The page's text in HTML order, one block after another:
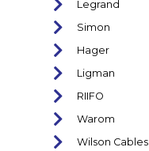
Legrand
Simon
Hager
Ligman
RIIFO
Warom
Wilson Cables